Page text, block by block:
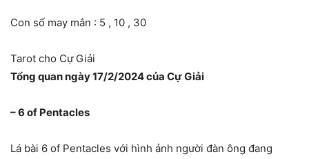
Con số may mắn : 5 , 10 , 30
Tarot cho Cự Giải
Tổng quan ngày 17/2/2024 của Cự Giải
– 6 of Pentacles
Lá bài 6 of Pentacles với hình ảnh người đàn ông đang